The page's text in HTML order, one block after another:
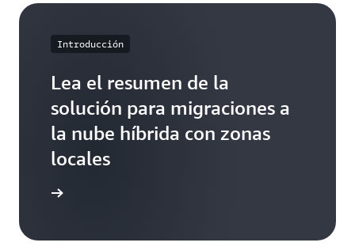
Introducción
Lea el resumen de la
solución para migraciones a
la nube híbrida con zonas
locales